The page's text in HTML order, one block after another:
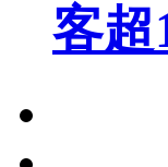
客超